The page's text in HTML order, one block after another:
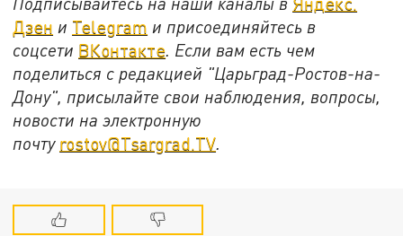
Дзен и Telegram и присоединяйтесь в
соцсети ВКонтакте. Если вам есть чем
поделиться с редакцией "Царьград-Ростов-на-
Дону", присылайте свои наблюдения, вопросы,
новости на электронную
почту rostov@Tsargrad.ТV.